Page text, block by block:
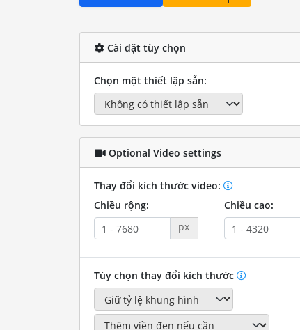
Cài đặt tùy chọn
Chọn một thiết lập sẵn:
Optional Video settings
Thay đổi kích thước video:
Chiều rộng:
px
Chiều cao:
Tùy chọn thay đổi kích thước